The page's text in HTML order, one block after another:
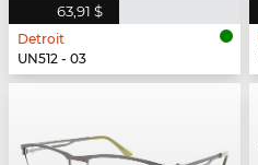
63,91 $
Detroit
UN512 - 03